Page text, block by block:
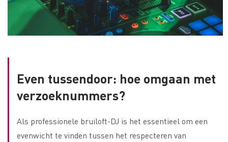
Even tussendoor: hoe omgaan met
verzoeknummers?
Als professionele bruiloft-DJ is het essentieel om een
evenwicht te vinden tussen het respecteren van